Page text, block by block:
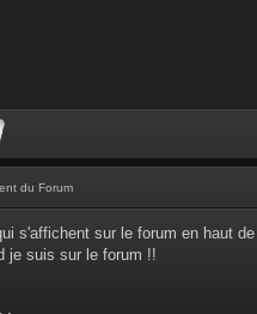
du Forum
s'affichent sur le forum en haut
je suis sur le forum !!